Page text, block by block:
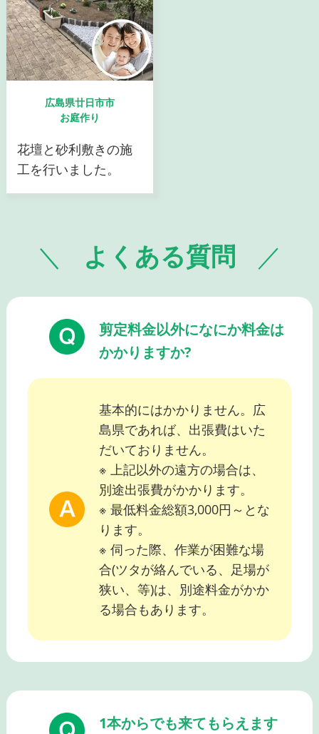
広島県廿日市市
お庭作り
花壇と砂利敷きの施
工を行いました。
よくある質問
剪定料金以外になにか料金は
かかりますか?
基本的にはかかりません。広
島県であれば、出張費はいた
だいておりません。
※ 上記以外の遠方の場合は、
別途出張費がかかります。
※ 最低料金総額3,000円～とな
ります。
※ 伺った際、作業が困難な場
合(ツタが絡んでいる、足場が
狭い、等)は、別途料金がかか
る場合もあります。
1本からでも来てもらえます